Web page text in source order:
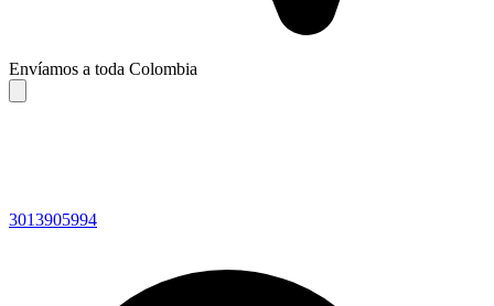
Envíamos a toda Colombia
3013905994